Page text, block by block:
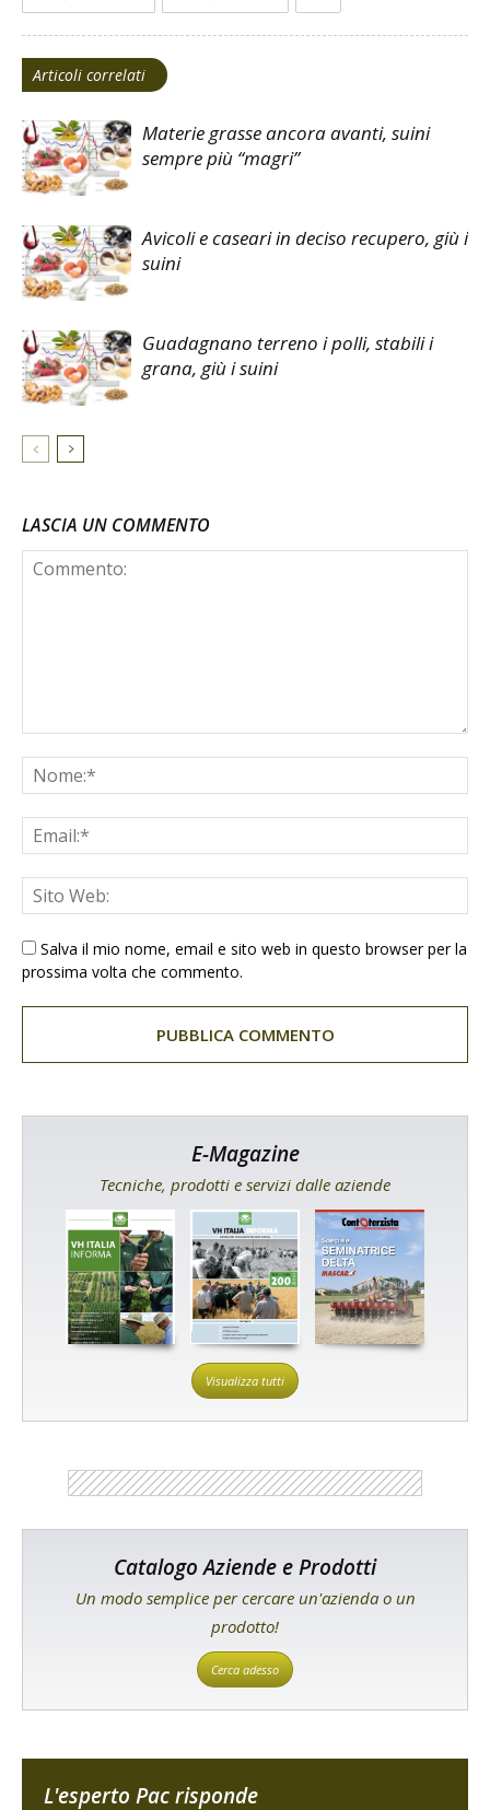
Articoli correlati
Materie grasse ancora avanti, suini
sempre più “magri”
Avicoli e caseari in deciso recupero, giù i
suini
Guadagnano terreno i polli, stabili i
grana, giù i suini
LASCIA UN COMMENTO
Salva il mio nome, email e sito web in questo browser per la
prossima volta che commento.
E-Magazine
Tecniche, prodotti e servizi dalle aziende
Visualizza tutti
Catalogo Aziende e Prodotti
Un modo semplice per cercare un'azienda o un
prodotto!
Cerca adesso
L'esperto Pac risponde